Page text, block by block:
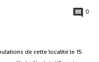
0
de cette localité le 15